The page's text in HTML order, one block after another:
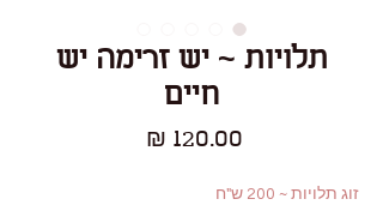
תלויות ~ יש זרימה יש
חיים
זוג תלויות ~ 200 ש"ח